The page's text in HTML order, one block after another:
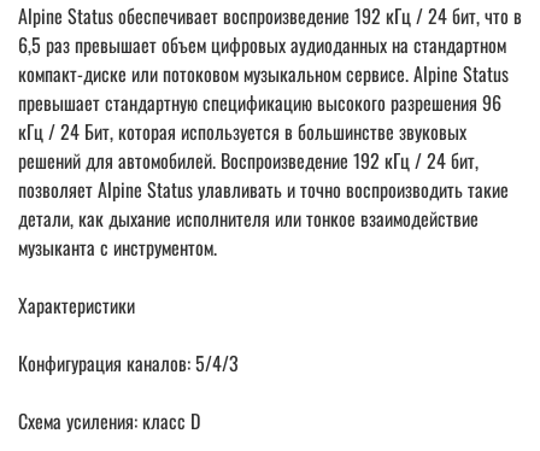
Alpine Status обеспечивает воспроизведение 192 кГц / 24 бит, что в
6,5 раз превышает объем цифровых аудиоданных на стандартном
компакт-диске или потоковом музыкальном сервисе. Alpine Status
превышает стандартную спецификацию высокого разрешения 96
кГц / 24 Бит, которая используется в большинстве звуковых
решений для автомобилей. Воспроизведение 192 кГц / 24 бит,
позволяет Alpine Status улавливать и точно воспроизводить такие
детали, как дыхание исполнителя или тонкое взаимодействие
музыканта с инструментом.
Характеристики
Конфигурация каналов: 5/4/3
Схема усиления: класс D